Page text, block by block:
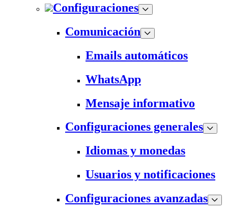
Configuraciones
Comunicación
Emails automáticos
WhatsApp
Mensaje informativo
Configuraciones generales
Idiomas y monedas
Usuarios y notificaciones
Configuraciones avanzadas